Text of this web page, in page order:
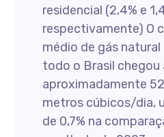
residencial (2,4% e
respectivamente) O
médio de gás
todo o Brasil chegou
aproximadamente
metros cúbicos/dia,
de 0,7% na